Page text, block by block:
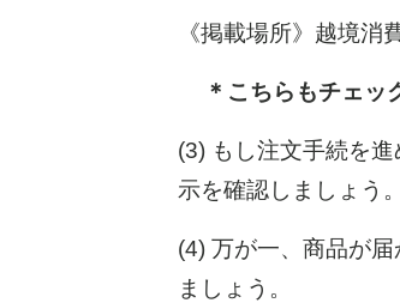
《掲載場所》越境消
＊こちらもチェ
(3) もし注文手続を
示を確認しましょう。
(4) 万が一、商品が
ましょう。